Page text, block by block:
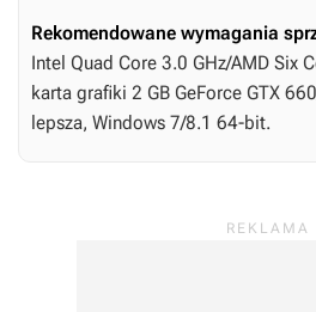
Rekomendowane wymagania
Intel Quad Core 3.0 GHz/AMD Six
karta grafiki 2 GB GeForce GTX
lepsza, Windows 7/8.1 64-bit.